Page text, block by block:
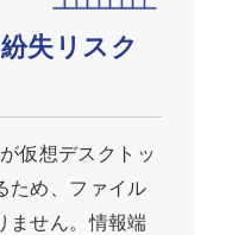
失リスク
仮想デスクトッ
ため、ファイル
ません。情報端